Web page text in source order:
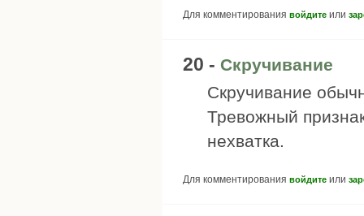
Для комментирования войдите или
20 - Скручивание
Скручивание
Тревожный
нехватка.
Для комментирования войдите или